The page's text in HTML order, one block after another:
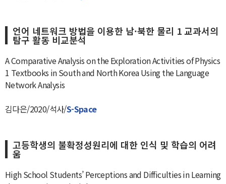
언어 네트워크 방법을 이용한 남·북한 물리 1 교과서의
탐구 활동 비교분석
A Comparative Analysis on the Exploration Activities of Physics
1 Textbooks in South and North Korea Using the Language
Network Analysis
김다은/2020/석사/S-Space
고등학생의 불확정성원리에 대한 인식 및 학습의 어려
움
High School Students’ Perceptions and Difficulties in Learning